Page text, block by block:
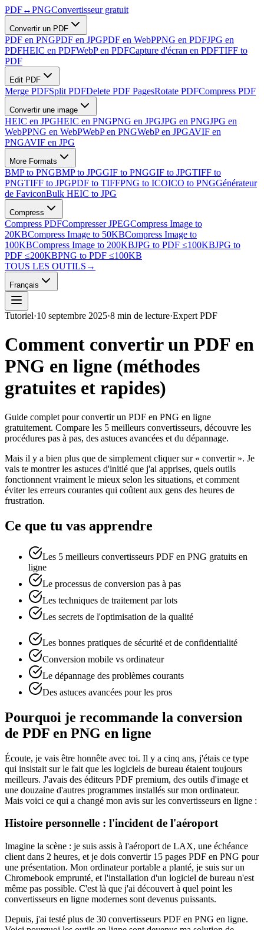
PDF↔PNGConvertisseur gratuit
Convertir un PDF
PDF en PNGPDF en JPGPDF en WebPPNG en PDFJPG en
PDFHEIC en PDFWebP en PDFCapture d'écran en PDFTIFF to
PDF
Edit PDF
Merge PDFSplit PDFDelete PDF PagesRotate PDFCompress PDF
Convertir une image
HEIC en JPGHEIC en PNGPNG en JPGJPG en PNGJPG en
WebPPNG en WebPWebP en PNGWebP en JPGAVIF en
PNGAVIF en JPG
More Formats
BMP to PNGBMP to JPGGIF to PNGGIF to JPGTIFF to
PNGTIFF to JPGPDF to TIFFPNG to ICOICO to PNGGénérateur
de FaviconBulk HEIC to JPG
Compress
Compress PDFCompresser JPEGCompress Image to
20KBCompress Image to 50KBCompress Image to
100KBCompress Image to 200KBJPG to PDF ≤100KBJPG to
PDF ≤200KBPNG to PDF ≤100KB
TOUS LES OUTILS →
Français
Tutoriel·10 septembre 2025·8 min de lecture·Expert PDF
Comment convertir un PDF en
PNG en ligne (méthodes
gratuites et rapides)
Guide complet pour convertir un PDF en PNG en ligne
gratuitement. Compare les 5 meilleurs convertisseurs, découvre les
procédures pas à pas, des astuces avancées et du dépannage.
Mais il y a bien plus que de simplement cliquer sur « convertir ». Je
vais te montrer les astuces d'initié que j'ai apprises, quels outils
fonctionnent vraiment le mieux selon les situations, et comment
éviter les erreurs courantes qui coûtent aux gens des heures de
frustration.
Ce que tu vas apprendre
Les 5 meilleurs convertisseurs PDF en PNG gratuits en
ligne
Le processus de conversion pas à pas
Les techniques de traitement par lots
Les secrets de l'optimisation de la qualité
Les bonnes pratiques de sécurité et de confidentialité
Conversion mobile vs ordinateur
Le dépannage des problèmes courants
Des astuces avancées pour les pros
Pourquoi je recommande la conversion
de PDF en PNG en ligne
Écoute, je vais être honnête avec toi. Il y a cinq ans, j'étais ce type
qui insistait sur le fait que les logiciels de bureau étaient toujours
meilleurs. J'avais des éditeurs PDF premium, des outils d'image et
une douzaine d'autres programmes installés sur mon ordinateur.
Mais voici ce qui a changé mon avis sur les convertisseurs en ligne :
Histoire personnelle : l'incident de l'aéroport
Imagine la scène : je suis assis à l'aéroport de LAX, une échéance
client dans 2 heures, et je dois convertir 15 pages PDF en PNG pour
une présentation. Mon ordinateur portable a planté, je suis sur un
Chromebook emprunté, et l'installation d'un logiciel de bureau n'est
même pas possible. C'est là que j'ai découvert à quel point les
convertisseurs en ligne modernes sont devenus puissants.
Depuis, j'ai testé plus de 30 convertisseurs PDF en PNG en ligne.